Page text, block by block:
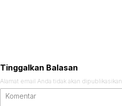
Tinggalkan Balasan
Alamat email Anda tidak akan dipublikasikan.